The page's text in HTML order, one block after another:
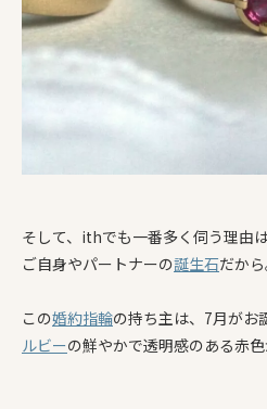
そして、ithでも一番多く伺う理由は
ご自身やパートナーの誕生石だから
この婚約指輪の持ち主は、7月がお
ルビーの鮮やかで透明感のある赤色